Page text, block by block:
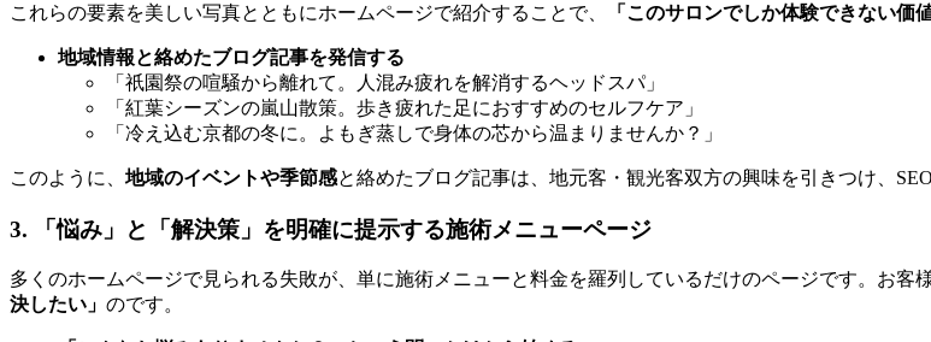
これらの要素を美しい写真とともにホームページで紹介することで、 「このサロンでしか体験できない価値
地域情報と絡めたブログ記事を発信する
「祇園祭の喧騒から離れて。人混み疲れを解消するヘッドスパ」
「紅葉シーズンの嵐山散策。歩き疲れた足におすすめのセルフケア」
「冷え込む京都の冬に。よもぎ蒸しで身体の芯から温まりませんか？」
このように、 地域のイベントや季節感と絡めたブログ記事は、地元客・観光客双方の興味を引きつけ、
3. 「悩み」と「解決策」を明確に提示する施術メニューページ
多くのホームページで見られる失敗が、単に施術メニューと料金を羅列しているだけのページです。お客
決したい」 のです。